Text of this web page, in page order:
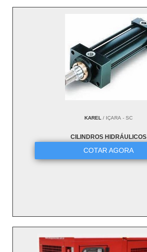
KAREL/ IÇARA - SC
CILINDROS HIDRÁULICOS
COTAR AGORA